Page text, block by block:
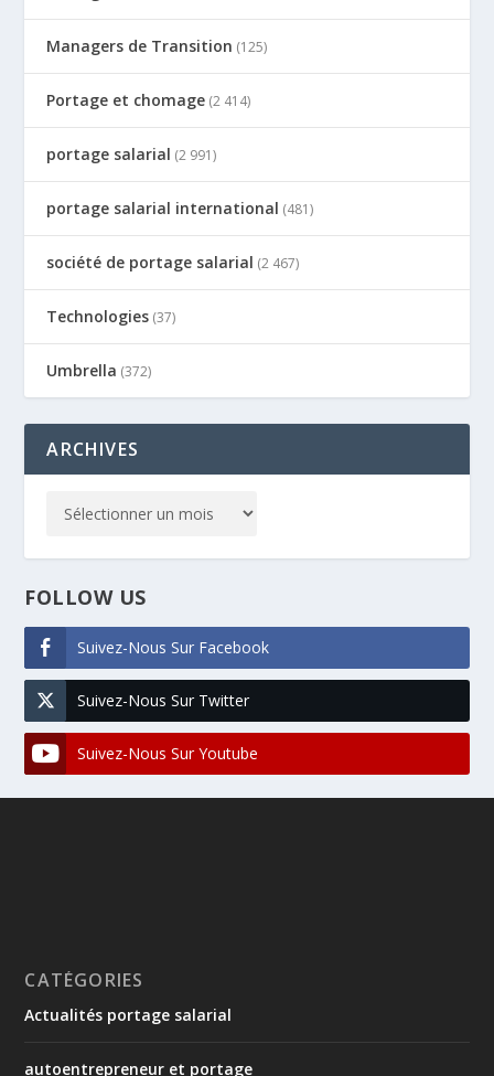
Managers de Transition (125)
Portage et chomage (2 414)
portage salarial (2 991)
portage salarial international (481)
société de portage salarial (2 467)
Technologies (37)
Umbrella (372)
ARCHIVES
FOLLOW US
Suivez-Nous Sur Facebook
Suivez-Nous Sur Twitter
Suivez-Nous Sur Youtube
CATÉGORIES
Actualités portage salarial
autoentrepreneur et portage